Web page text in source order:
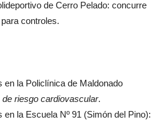
de Cerro Pelado: concurre
controles.
en la Policlínica de Maldonado
riesgo cardiovascular.
en la Escuela Nº 91 (Simón del Pino):